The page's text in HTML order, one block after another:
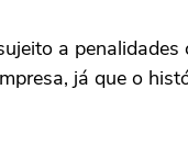
a
já que o